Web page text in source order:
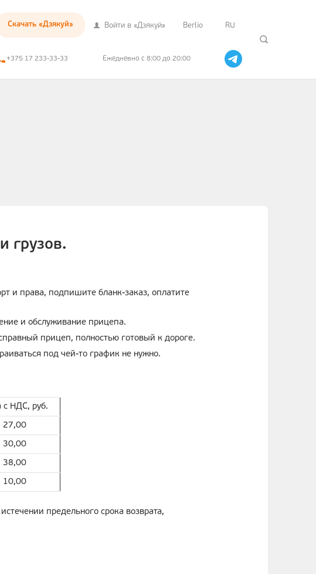
Скачать «Дзякуй» Войти в «Дзякуй» Berlio RU
+375 17 233-33-33 Ежедневно с 8:00 до 20:00
грузов.
и права, подпишите бланк-заказ, оплатите
и обслуживание прицепа.
прицеп, полностью готовый к дороге.
под чей-то график не нужно.
с НДС, руб.
27,00
30,00
38,00
10,00
предельного срока возврата,